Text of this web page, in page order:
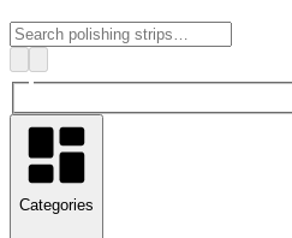
Categories